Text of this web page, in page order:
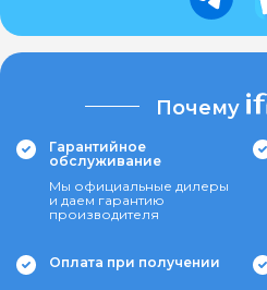
Почему
Гарантийное
обслуживание
Мы официальные дилеры
и даем гарантию
производителя
Оплата при получении